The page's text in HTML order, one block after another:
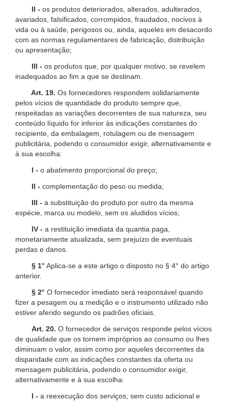
II - os produtos deteriorados, alterados, adulterados,
avariados, falsificados, corrompidos, fraudados, nocivos à
vida ou à saúde, perigosos ou, ainda, aqueles em desacordo
com as normas regulamentares de fabricação, distribuição
ou apresentação;
III - os produtos que, por qualquer motivo, se revelem
inadequados ao fim a que se destinam.
Art. 19. Os fornecedores respondem solidariamente
pelos vícios de quantidade do produto sempre que,
respeitadas as variações decorrentes de sua natureza, seu
conteúdo líquido for inferior às indicações constantes do
recipiente, da embalagem, rotulagem ou de mensagem
publicitária, podendo o consumidor exigir, alternativamente e
à sua escolha:
I - o abatimento proporcional do preço;
II - complementação do peso ou medida;
III - a substituição do produto por outro da mesma
espécie, marca ou modelo, sem os aludidos vícios;
IV - a restituição imediata da quantia paga,
monetariamente atualizada, sem prejuízo de eventuais
perdas e danos.
§ 1° Aplica-se a este artigo o disposto no § 4° do artigo
anterior.
§ 2° O fornecedor imediato será responsável quando
fizer a pesagem ou a medição e o instrumento utilizado não
estiver aferido segundo os padrões oficiais.
Art. 20. O fornecedor de serviços responde pelos vícios
de qualidade que os tornem impróprios ao consumo ou lhes
diminuam o valor, assim como por aqueles decorrentes da
disparidade com as indicações constantes da oferta ou
mensagem publicitária, podendo o consumidor exigir,
alternativamente e à sua escolha:
I - a reexecução dos serviços, sem custo adicional e